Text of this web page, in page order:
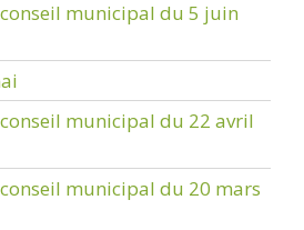
municipal du 5 juin
municipal du 22 avril
municipal du 20 mars